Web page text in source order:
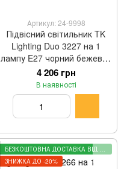
Артикул: 24-9998
Підвісний світильник TK
Lighting Duo 3227 на 1
лампу E27 чорний бежевий
і помаранчевий 170 × 38
см
4 206 грн
В наявності
БЕЗКОШТОВНА ДОСТАВКА ВІД 2000 ГРН
ЗНИЖКА ДО -20%